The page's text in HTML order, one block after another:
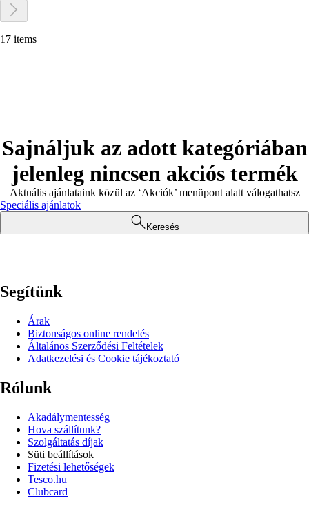
17 items
Sajnáljuk az adott kategóriában
jelenleg nincsen akciós termék
Aktuális ajánlataink közül az ‘Akciók’ menüpont alatt válogathatsz
Speciális ajánlatok
Keresés
Segítünk
Árak
Biztonságos online rendelés
Általános Szerződési Feltételek
Adatkezelési és Cookie tájékoztató
Rólunk
Akadálymentesség
Hova szállítunk?
Szolgáltatás díjak
Süti beállítások
Fizetési lehetőségek
Tesco.hu
Clubcard